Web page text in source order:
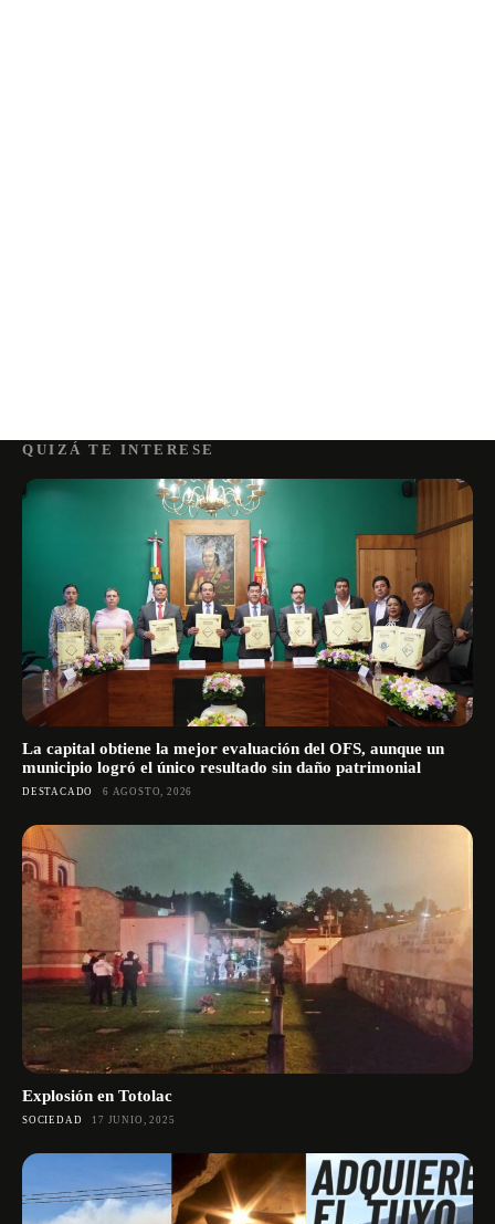
QUIZÁ TE INTERESE
La capital obtiene la mejor evaluación del OFS, aunque un
municipio logró el único resultado sin daño patrimonial
DESTACADO 6 AGOSTO, 2026
Explosión en Totolac
SOCIEDAD 17 JUNIO, 2025